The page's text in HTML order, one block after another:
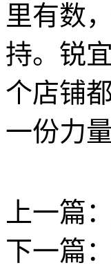
里有数
持。锐
个店铺
一份力
上一篇：
下一篇：